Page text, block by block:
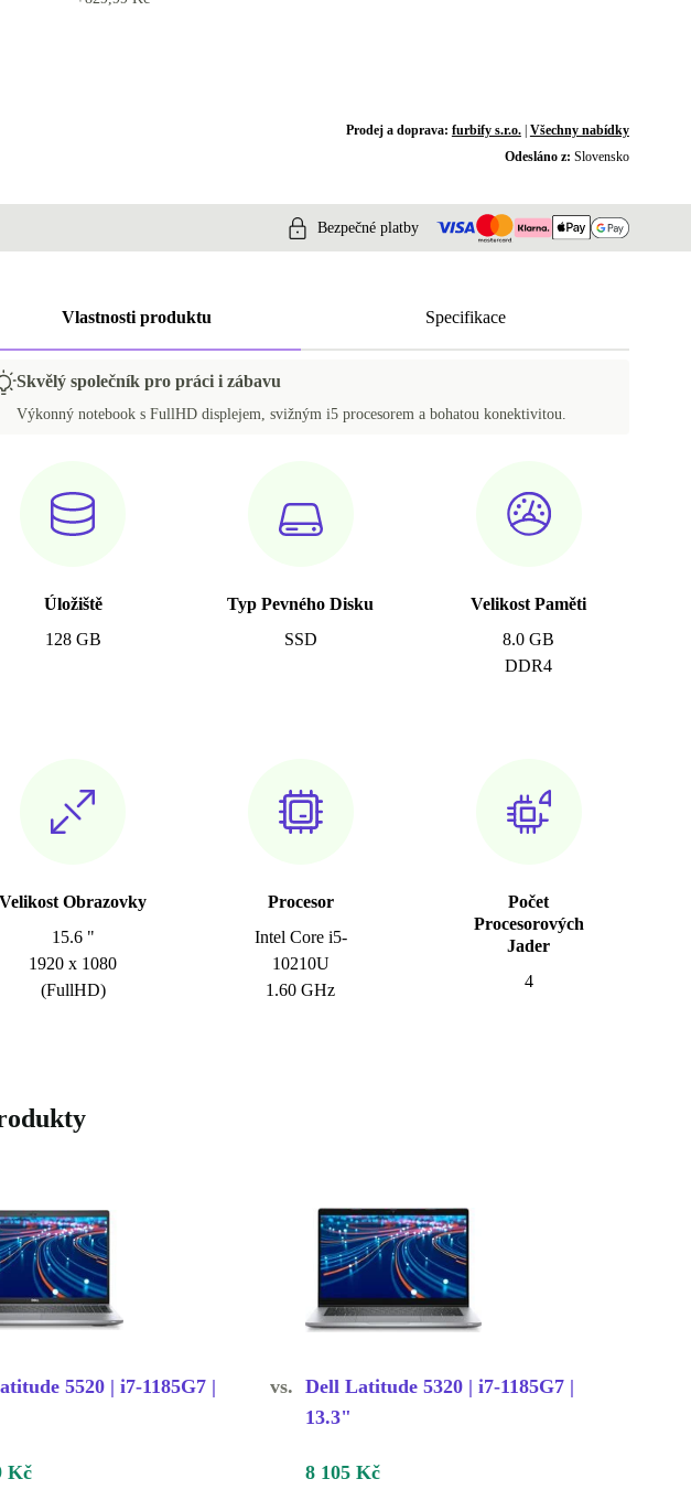
Prodej a doprava: furbify s.r.o.| Všechny nabídky
Odesláno z: Slovensko
Bezpečné platby
Vlastnosti produktu Specifikace
Skvělý společník pro práci i zábavu
Výkonný notebook s FullHD displejem, svižným i5 procesorem a bohatou konektivitou.
Úložiště
128 GB
Typ Pevného Disku
SSD
Velikost Paměti
8.0 GB
DDR4
Velikost Obrazovky
15.6 "
1920 x 1080
(FullHD)
Procesor
Intel Core i5-
10210U
1.60 GHz
Počet
Procesorových
Jader
4
5520 | i7-1185G7 |
vs. Dell Latitude 5320 | i7-1185G7 |
13.3"
Kč 8 105 Kč